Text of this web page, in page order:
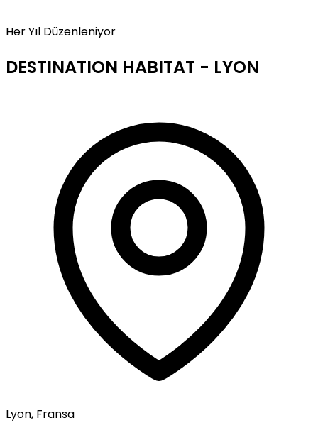
Her Yıl Düzenleniyor
DESTINATION HABITAT - LYON
Lyon, Fransa